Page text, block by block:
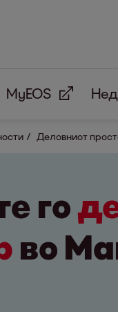
MyEOS
Деловниот
го
во